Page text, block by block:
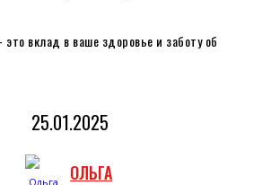
вклад в ваше здоровье и заботу об
25.01.2025
ОЛЬГА